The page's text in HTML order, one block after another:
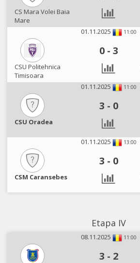
CS Mara Volei Baia
Mare
01.11.2025
11:00
0 - 3
CSU Politehnica
Timisoara
01.11.2025 11:00
3 - 0
CSU Oradea
01.11.2025
13:00
3 - 0
CSM Caransebes
Etapa IV
08.11.2025 11:00
3 - 2